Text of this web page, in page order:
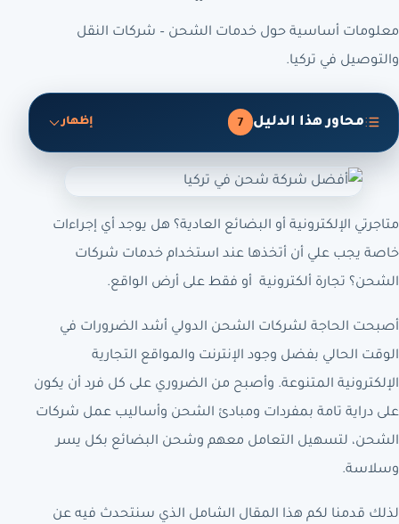
معلومات أساسية حول خدمات الشحن – شركات النقل
والتوصيل في تركيا.
محاور هذا الدليل 7 إظهار
متاجرتي الإلكترونية أو البضائع العادية؟ هل يوجد أي إجراءات
خاصة يجب علي أن أتخذها عند استخدام خدمات شركات
الشحن؟ تجارة ألكترونية أو فقط على أرض الواقع.
أصبحت الحاجة لشركات الشحن الدولي أشد الضرورات في
الوقت الحالي بفضل وجود الإنترنت والمواقع التجارية
الإلكترونية المتنوعة. وأصبح من الضروري على كل فرد أن يكون
على دراية تامة بمفردات ومبادئ الشحن وأساليب عمل شركات
الشحن، لتسهيل التعامل معهم وشحن البضائع بكل يسر
وسلاسة.
لذلك قدمنا لكم هذا المقال الشامل الذي سنتحدث فيه عن